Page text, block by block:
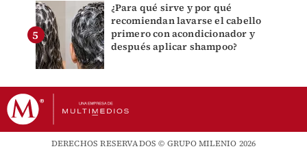
¿Para qué sirve y por qué
recomiendan lavarse el cabello
primero con acondicionador y
después aplicar shampoo?
DERECHOS RESERVADOS © GRUPO MILENIO 2026